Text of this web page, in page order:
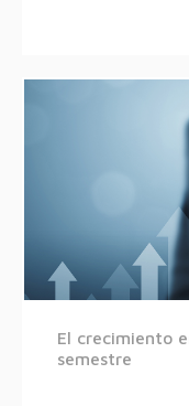
El crecimiento
semestre